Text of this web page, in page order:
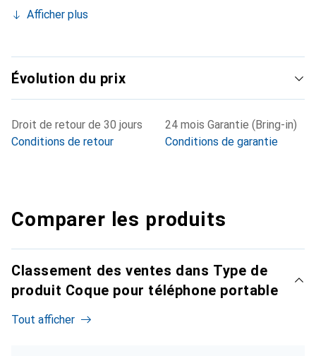
Afficher plus
Évolution du prix
Droit de retour de 30 jours
Conditions de retour
24 mois Garantie (Bring-in)
Conditions de garantie
Comparer les produits
Classement des ventes dans Type de
produit Coque pour téléphone portable
Tout afficher